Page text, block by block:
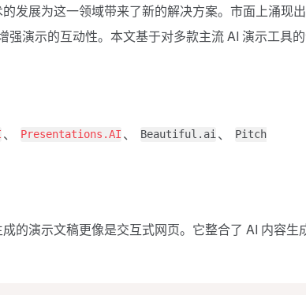
发展为这一领域带来了新的解决方案。市面上涌现
演示的互动性。本文基于对多款主流 AI 演示工具
、 Presentations.AI 、 Beautiful.ai 、
Pitch
的演示文稿更像是交互式网页。它整合了 AI 内容生